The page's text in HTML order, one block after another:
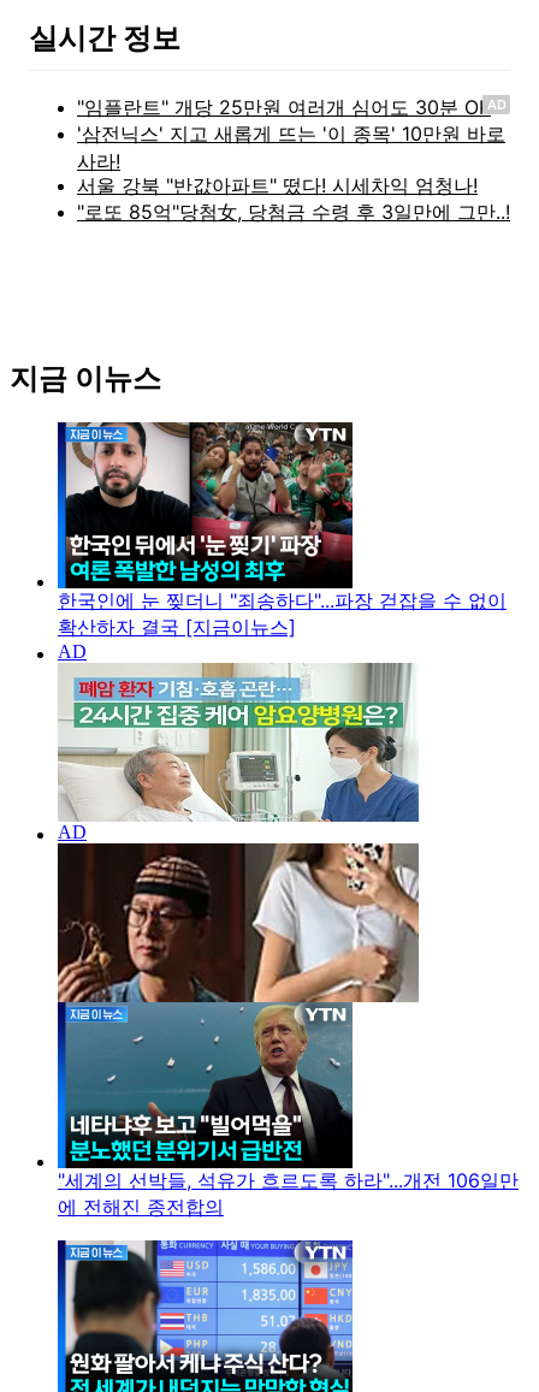
실시간 정보
AD
지금 이뉴스
한국인에 눈 찢더니 "죄송하다"...파장 걷잡을 수 없이
확산하자 결국 [지금이뉴스]
"세계의 선박들, 석유가 흐르도록 하라"...개전 106일만
에 전해진 종전합의